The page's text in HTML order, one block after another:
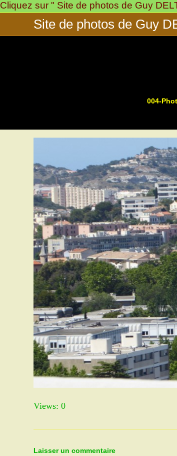
Skip
Cliquez sur " Site de photos de Guy
Site de photos de Guy
004-
Views: 0
Laisser un commentaire